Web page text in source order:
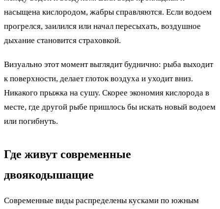
насыщена кислородом, жабры справляются. Если водоем
прогрелся, заилился или начал пересыхать, воздушное
дыхание становится страховкой.
Визуально этот момент выглядит буднично: рыба выходит
к поверхности, делает глоток воздуха и уходит вниз.
Никакого прыжка на сушу. Скорее экономия кислорода в
месте, где другой рыбе пришлось бы искать новый водоем
или погибнуть.
Где живут современные
двоякодышащие
Современные виды распределены кусками по южным